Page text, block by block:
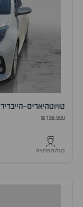
טויוטהיאריס-הייבריד
₪136,900
בעלות פרטית